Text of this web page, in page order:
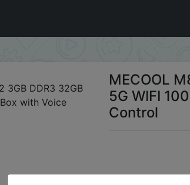
3GB DDR3 32GB 5G WIFI 100M LAN
MECOOL
5G WIFI
Control